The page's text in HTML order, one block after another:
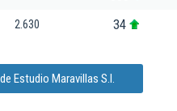
2.630 34
Estudio Maravillas S.l.